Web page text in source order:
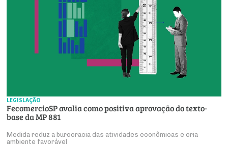
LEGISLAÇÃO
FecomercioSP avalia como positiva aprovação do texto-
base da MP 881
Medida reduz a burocracia das atividades econômicas e cria
ambiente favorável